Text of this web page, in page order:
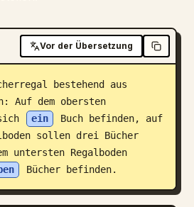
Vor der Übersetzung
bestehend aus
Auf dem obersten
ein
Buch befinden, auf
sollen drei Bücher
untersten Regalboden
Bücher befinden.